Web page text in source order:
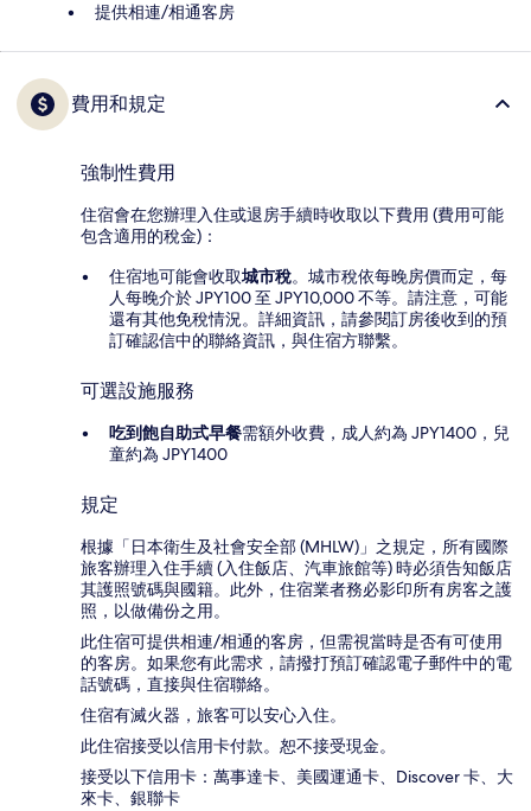
提供相連/相通客房
費用和規定
強制性費用
住宿會在您辦理入住或退房手續時收取以下費用 (費用可能
包含適用的稅金)：
住宿地可能會收取城市稅。城市稅依每晚房價而定，每
人每晚介於 JPY100 至 JPY10,000 不等。請注意，可能
還有其他免稅情況。詳細資訊，請參閱訂房後收到的預
訂確認信中的聯絡資訊，與住宿方聯繫。
可選設施服務
吃到飽自助式早餐需額外收費，成人約為 JPY1400，兒
童約為 JPY1400
規定
根據「日本衛生及社會安全部 (MHLW)」之規定，所有國際
旅客辦理入住手續 (入住飯店、汽車旅館等) 時必須告知飯店
其護照號碼與國籍。此外，住宿業者務必影印所有房客之護
照，以做備份之用。
此住宿可提供相連/相通的客房，但需視當時是否有可使用
的客房。如果您有此需求，請撥打預訂確認電子郵件中的電
話號碼，直接與住宿聯絡。
住宿有滅火器，旅客可以安心入住。
此住宿接受以信用卡付款。恕不接受現金。
接受以下信用卡：萬事達卡、美國運通卡、Discover 卡、大
來卡、銀聯卡